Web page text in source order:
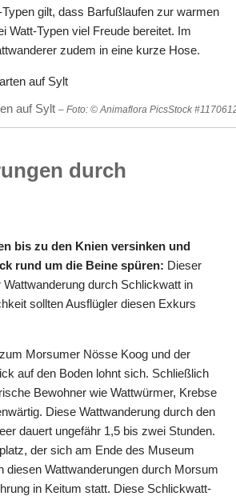
gilt, dass Barfußlaufen zur warmen
Watt-Typen viel Freude bereitet. Im
zudem in eine kurze Hose.
auf Sylt – Foto: © Animaflora PicsStock
durch
bis zu den Knien versinken und
rund um die Beine spüren: Dieser
durch Schlickwatt in
sollten Ausflügler diesen Exkurs
Morsumer Nösse Koog und der
auf den Boden lohnt sich. Schließlich
Bewohner wie Wattwürmer, Krebse
Diese Wattwanderung durch den
dauert ungefähr 1,5 bis zwei Stunden.
der sich am Ende des Museum
diesen Wattwanderungen durch Morsum
in Keitum statt. Diese Schlickwatt-